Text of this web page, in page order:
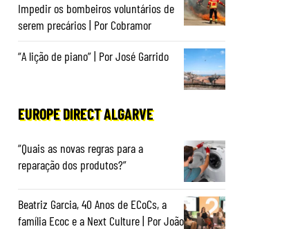
Impedir os bombeiros voluntários de
serem precários | Por Cobramor
“A lição de piano” | Por José Garrido
EUROPE DIRECT ALGARVE
“Quais as novas regras para a
reparação dos produtos?”
Beatriz Garcia, 40 Anos de ECoCs, a
família Ecoc e a Next Culture | Por João